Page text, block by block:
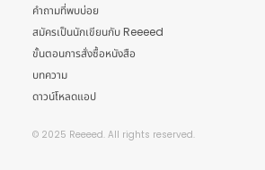
คำถามที่พบบ่อย
สมัครเป็นนักเขียนกับ Reeeed
ขั้นตอนการสั่งซื้อหนังสือ
บทความ
ดาวน์โหลดแอป
© 2025 Reeeed. All rights reserved.